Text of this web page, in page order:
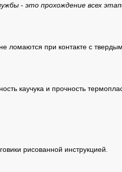
- это прохождение всех
ломаются при контакте с твердым
каучука и прочность
рисованной инструкцией.